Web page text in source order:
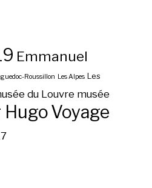
Emmanuel
Roussillon Les Alpes Les
du Louvre musée
Voyage